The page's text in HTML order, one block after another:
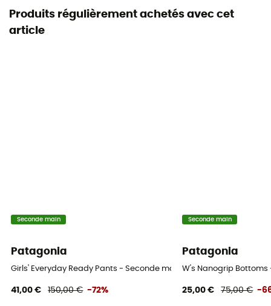
Produits régulièrement achetés avec cet
article
Seconde main
Patagonia
Girls' Everyday Ready Pants - Seconde main Pantalon ski enfant -
41,00 € 150,00 € -72%
Seconde main
Patagonia
W's Nanogrip
25,00 € 75,00 € -